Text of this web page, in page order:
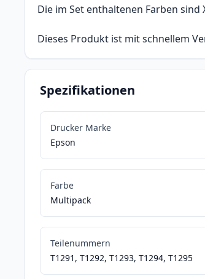
Die im Set enthaltenen Farben sind
Dieses Produkt ist mit schnellem
Spezifikationen
Drucker Marke
Epson
Farbe
Multipack
Teilenummern
T1291, T1292, T1293, T1294, T1295